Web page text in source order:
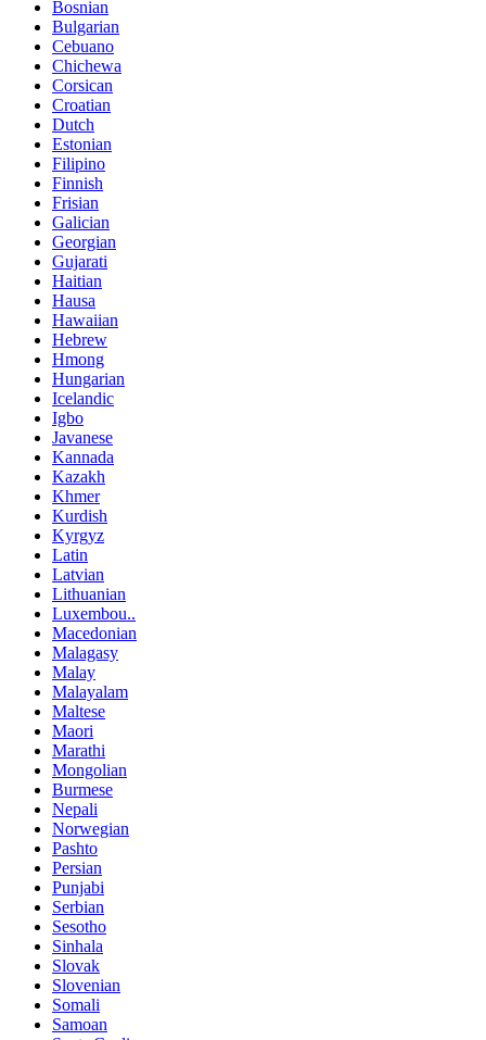
Bosnian
Bulgarian
Cebuano
Chichewa
Corsican
Croatian
Dutch
Estonian
Filipino
Finnish
Frisian
Galician
Georgian
Gujarati
Haitian
Hausa
Hawaiian
Hebrew
Hmong
Hungarian
Icelandic
Igbo
Javanese
Kannada
Kazakh
Khmer
Kurdish
Kyrgyz
Latin
Latvian
Lithuanian
Luxembou..
Macedonian
Malagasy
Malay
Malayalam
Maltese
Maori
Marathi
Mongolian
Burmese
Nepali
Norwegian
Pashto
Persian
Punjabi
Serbian
Sesotho
Sinhala
Slovak
Slovenian
Somali
Samoan